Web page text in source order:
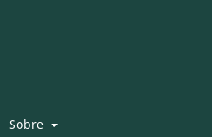
Sobre